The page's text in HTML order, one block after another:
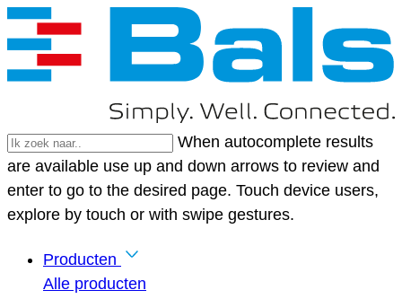
When autocomplete results
are available use up and down arrows to review and
enter to go to the desired page. Touch device users,
explore by touch or with swipe gestures.
Producten
Alle producten